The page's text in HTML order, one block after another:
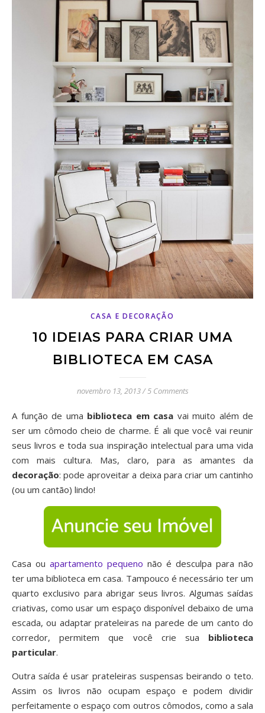
CASA E DECORAÇÃO
10 IDEIAS PARA CRIAR UMA
BIBLIOTECA EM CASA
novembro 13, 2013/5 Comments
A função de uma biblioteca em casa vai muito além de
ser um cômodo cheio de charme. É ali que você vai reunir
seus livros e toda sua inspiração intelectual para uma vida
com mais cultura. Mas, claro, para as amantes da
decoração: pode aproveitar a deixa para criar um cantinho
(ou um cantão) lindo!
Casa ou apartamento pequeno não é desculpa para não
ter uma biblioteca em casa. Tampouco é necessário ter um
quarto exclusivo para abrigar seus livros. Algumas saídas
criativas, como usar um espaço disponível debaixo de uma
escada, ou adaptar prateleiras na parede de um canto do
corredor, permitem que você crie sua biblioteca
particular.
Outra saída é usar prateleiras suspensas beirando o teto.
Assim os livros não ocupam espaço e podem dividir
perfeitamente o espaço com outros cômodos, como a sala